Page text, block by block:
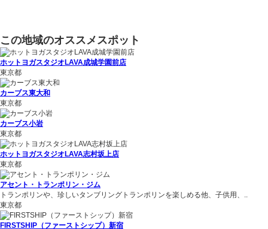
この地域のオススメスポット
ホットヨガスタジオLAVA成城学園前店
東京都
カーブス東大和
東京都
カーブス小岩
東京都
ホットヨガスタジオLAVA志村坂上店
東京都
アセント・トランポリン・ジム
トランポリンや、珍しいタンブリングトランポリンを楽しめる他、子供用、..
東京都
FIRSTSHIP（ファーストシップ）新宿